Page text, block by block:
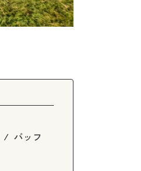
バッフ